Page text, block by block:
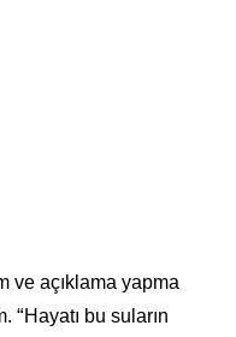
ve açıklama yapma
“Hayatı bu suların